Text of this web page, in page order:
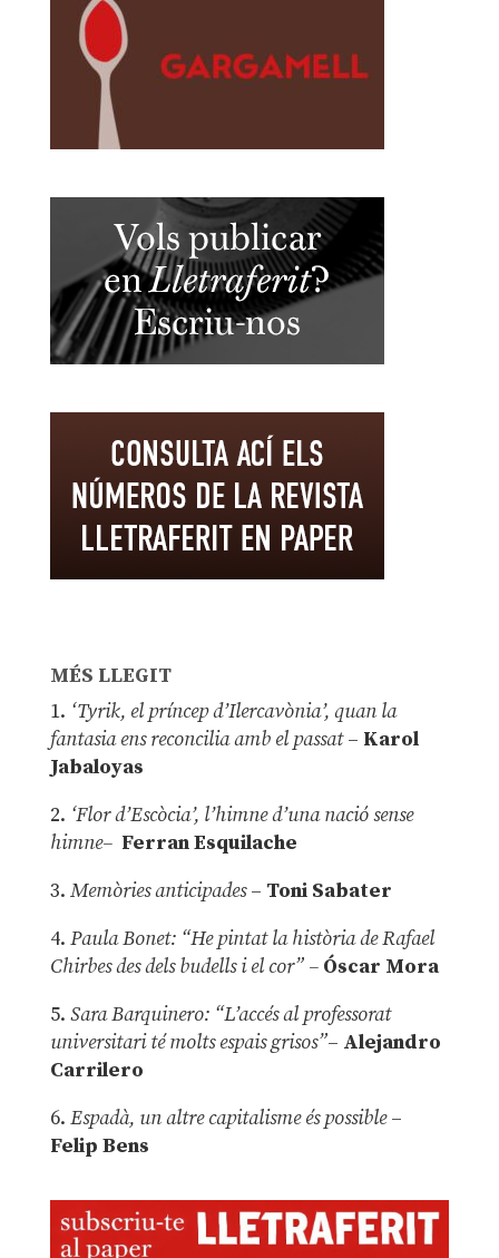
MÉS LLEGIT
1. ‘Tyrik, el príncep d’Ilercavònia’, quan la
fantasia ens reconcilia amb el passat– Karol
Jabaloyas
2. ‘Flor d’Escòcia’, l’himne d’una nació sense
himne– Ferran Esquilache
3. Memòries anticipades– Toni Sabater
4. Paula Bonet: “He pintat la història de Rafael
Chirbes des dels budells i el cor” –Óscar Mora
5. Sara Barquinero: “L’accés al professorat
universitari té molts espais grisos”– Alejandro
Carrilero
6. Espadà, un altre capitalisme és possible –
Felip Bens